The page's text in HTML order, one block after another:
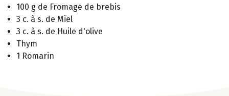
100 g de Fromage de brebis
3 c. à s. de Miel
3 c. à s. de Huile d'olive
Thym
1 Romarin